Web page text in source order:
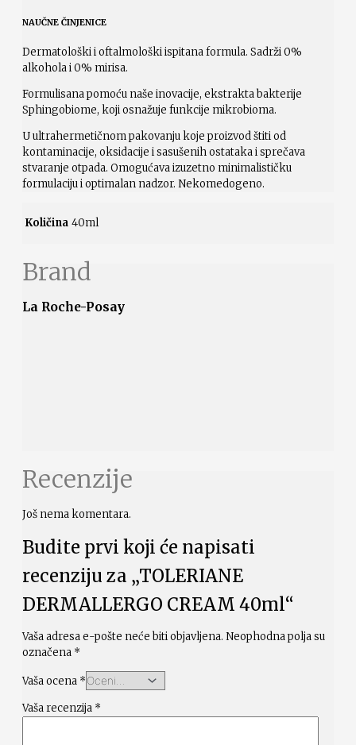
NAUČNE ČINJENICE
Dermatološki i oftalmološki ispitana formula. Sadrži 0%
alkohola i 0% mirisa.
Formulisana pomoću naše inovacije, ekstrakta bakterije
Sphingobiome, koji osnažuje funkcije mikrobioma.
U ultrahermetičnom pakovanju koje proizvod štiti od
kontaminacije, oksidacije i sasušenih ostataka i sprečava
stvaranje otpada. Omogućava izuzetno minimalističku
formulaciju i optimalan nadzor. Nekomedogeno.
Količina 40ml
Brand
La Roche-Posay
Recenzije
Još nema komentara.
Budite prvi koji će napisati
recenziju za „TOLERIANE
DERMALLERGO CREAM 40ml“
Vaša adresa e-pošte neće biti objavljena. Neophodna polja su
označena *
Vaša ocena *
Vaša recenzija *